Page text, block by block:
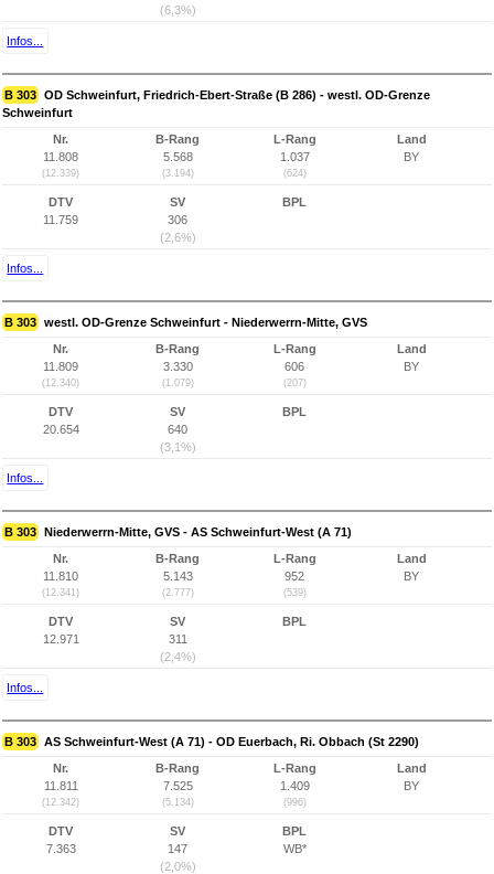
(6,3%)
Infos...
B 303 OD Schweinfurt, Friedrich-Ebert-Straße (B 286) - westl. OD-Grenze
Schweinfurt
Nr.
11.808
(12.339)
B-Rang
5.568
(3.194)
L-Rang
1.037
(624)
Land
BY
DTV
11.759
SV
306
(2,6%)
BPL
Infos...
B 303 westl. OD-Grenze Schweinfurt - Niederwerrn-Mitte, GVS
Nr.
11.809
(12.340)
B-Rang
3.330
(1.079)
L-Rang
606
(207)
Land
BY
DTV
20.654
SV
640
(3,1%)
BPL
Infos...
B 303 Niederwerrn-Mitte, GVS - AS Schweinfurt-West (A 71)
Nr.
11.810
(12.341)
B-Rang
5.143
(2.777)
L-Rang
952
(539)
Land
BY
DTV
12.971
SV
311
(2,4%)
BPL
Infos...
B 303 AS Schweinfurt-West (A 71) - OD Euerbach, Ri. Obbach (St 2290)
Nr.
11.811
(12.342)
B-Rang
7.525
(5.134)
L-Rang
1.409
(996)
Land
BY
DTV
7.363
SV
147
(2,0%)
BPL
WB*